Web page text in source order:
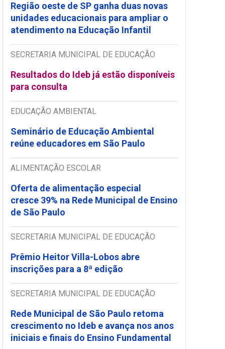
Região oeste de SP ganha duas novas
unidades educacionais para ampliar o
atendimento na Educação Infantil
SECRETARIA MUNICIPAL DE EDUCAÇÃO
Resultados do Ideb já estão disponíveis
para consulta
EDUCAÇÃO AMBIENTAL
Seminário de Educação Ambiental
reúne educadores em São Paulo
ALIMENTAÇÃO ESCOLAR
Oferta de alimentação especial
cresce 39% na Rede Municipal de Ensino
de São Paulo
SECRETARIA MUNICIPAL DE EDUCAÇÃO
Prêmio Heitor Villa-Lobos abre
inscrições para a 8ª edição
SECRETARIA MUNICIPAL DE EDUCAÇÃO
Rede Municipal de São Paulo retoma
crescimento no Ideb e avança nos anos
iniciais e finais do Ensino Fundamental